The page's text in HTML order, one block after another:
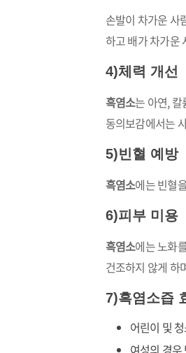
손발이 차가운 사
하고 배가 차가운
4)체력 개선
흑염소는 아연,
동의보감에서는
5)빈혈 예방
흑염소에는 빈혈
6)피부 미용
흑염소에는 노화
건조하지 않게 하
7)흑염소즙
어린이 및
여성의 경